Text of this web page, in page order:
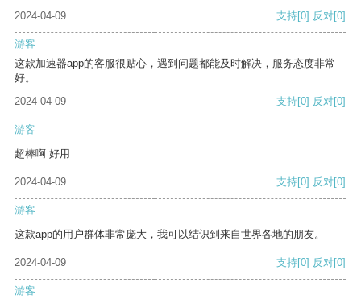
2024-04-09
支持[0] 反对[0]
游客
这款加速器app的客服很贴心，遇到问题都能及时解决，服务态度非常
好。
2024-04-09
支持[0] 反对[0]
游客
超棒啊 好用
2024-04-09 支持[0] 反对[0]
游客
这款app的用户群体非常庞大，我可以结识到来自世界各地的朋友。
2024-04-09 支持[0] 反对[0]
游客